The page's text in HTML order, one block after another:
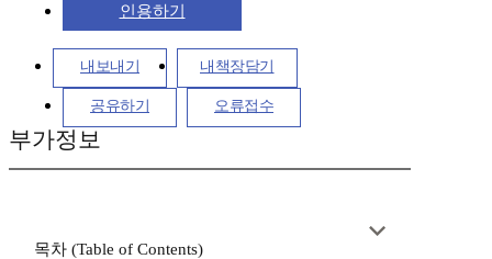
인용하기
내보내기 내책장담기
공유하기 오류접수
부가정보
목차 (Table of Contents)